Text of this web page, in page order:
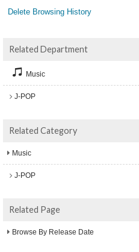
Delete Browsing History
Related Department
Music
J-POP
Related Category
Music
J-POP
Related Page
Browse By Release Date